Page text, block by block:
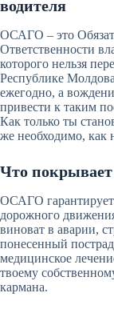
водителя
ОСАГО – это
Ответственности
которого нельзя
Республике
ежегодно, а
привести к таким
Как только ты
же необходимо, как
Что
ОСАГО гарантирует
дорожного
виноват в аварии,
понесенный
медицинское
твоему
кармана.